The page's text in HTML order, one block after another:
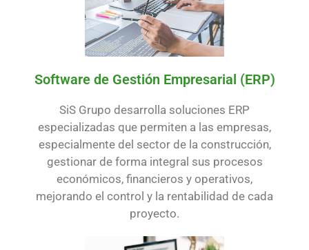
Software de Gestión Empresarial (ERP)
SiS Grupo desarrolla soluciones ERP
especializadas que permiten a las empresas,
especialmente del sector de la construcción,
gestionar de forma integral sus procesos
económicos, financieros y operativos,
mejorando el control y la rentabilidad de cada
proyecto.